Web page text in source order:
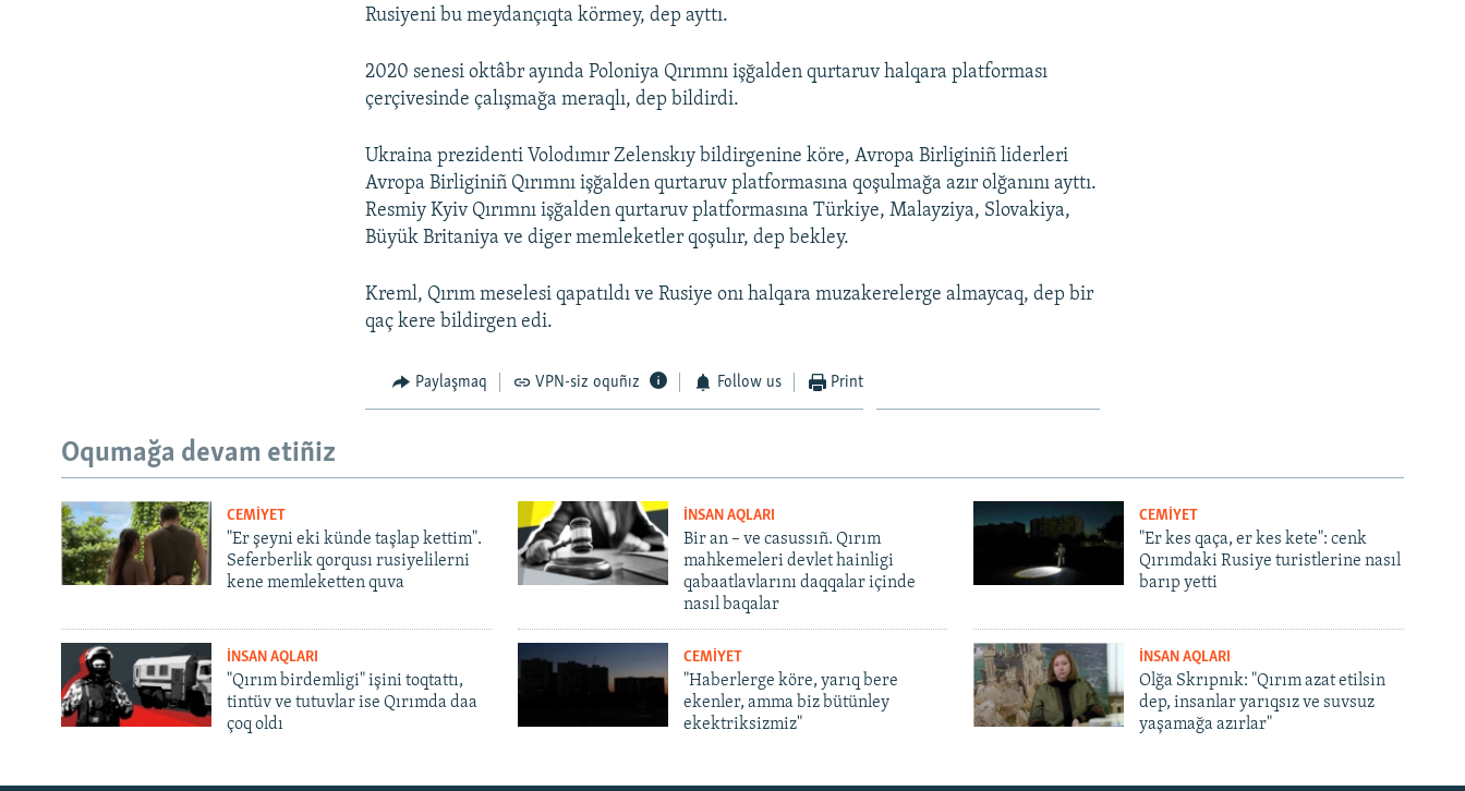
Русский
Rusiyeni bu meydançıqta körmey, dep ayttı.
2020 senesi oktâbr ayında Poloniya Qırımnı işğalden qurtaruv halqara platforması
çerçivesinde çalışmağa meraqlı, dep bildirdi.
Ukraina prezidenti Volodımır Zelenskıy bildirgenine köre, Avropa Birliginiñ liderleri
Avropa Birliginiñ Qırımnı işğalden qurtaruv platformasına qoşulmağa azır olğanını ayttı.
Resmiy Kyiv Qırımnı işğalden qurtaruv platformasına Türkiye, Malayziya, Slovakiya,
Büyük Britaniya ve diger memleketler qoşulır, dep bekley.
Kreml, Qırım meselesi qapatıldı ve Rusiye onı halqara muzakerelerge almaycaq, dep bir
qaç kere bildirgen edi.
Paylaşmaq VPN-siz oquñız Follow us Print
Oqumağa devam etiñiz
CEMİYET
"Er şeyni eki künde taşlap kettim".
Seferberlik qorqusı rusiyelilerni
kene memleketten quva
İNSAN AQLARI
Bir an – ve casussıñ. Qırım
mahkemeleri devlet hainligi
qabaatlavlarını daqqalar içinde
nasıl baqalar
CEMİYET
"Er kes qaça, er kes kete": cenk
Qırımdaki Rusiye turistlerine nasıl
barıp yetti
İNSAN AQLARI
"Qırım birdemligi" işini toqtattı,
tintüv ve tutuvlar ise Qırımda daa
çoq oldı
CEMİYET
"Haberlerge köre, yarıq bere
ekenler, amma biz bütünley
ekektriksizmiz"
İNSAN AQLARI
Olğa Skrıpnık: "Qırım azat etilsin
dep, insanlar yarıqsız ve suvsuz
yaşamağa azırlar"